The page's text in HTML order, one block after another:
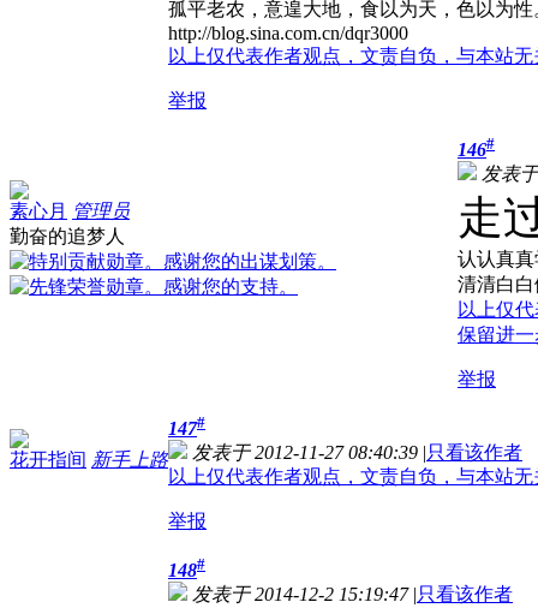
孤平老农，意遑大地，食以为天，色以为性
http://blog.sina.com.cn/dqr3000
以上仅代表作者观点，文责自负，与本站
举报
素心月 管理员
勤奋的追梦人
146#
发表
走
认认真
清清白
以上仅
保留进
举报
花开指间 新手上路
147#
发表于 2012-11-27 08:40:39 |只看该作者
以上仅代表作者观点，文责自负，与本站
举报
148#
发表于 2014-12-2 15:19:47 |只看该作者